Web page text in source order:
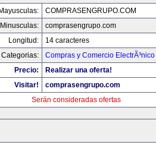
Mayusculas:
COMPRASENGRUPO.COM
Minusculas:
comprasengrupo.com
Longitud:
14 caracteres
Categorias:
Compras y Comercio ElectrÃ³nico
Precio:
Realizar una oferta!
Visitar!
comprasengrupo.com
Serán consideradas ofertas